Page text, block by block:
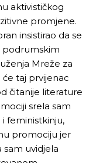
aktivističkog
promjene.
insistirao da se
podrumskim
Mreže za
će taj prvijenac
čitanije literature
srela sam
feministkinju,
promociju jer
sam uvidjela